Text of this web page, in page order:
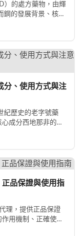
）的處方藥物，由輝
鋼的發展背景、核心
分、使用方式與注
紀歷史的老字號藥
成分西地那非的作
品保證與使用指
理，提供正品保證
用機制、正確使用